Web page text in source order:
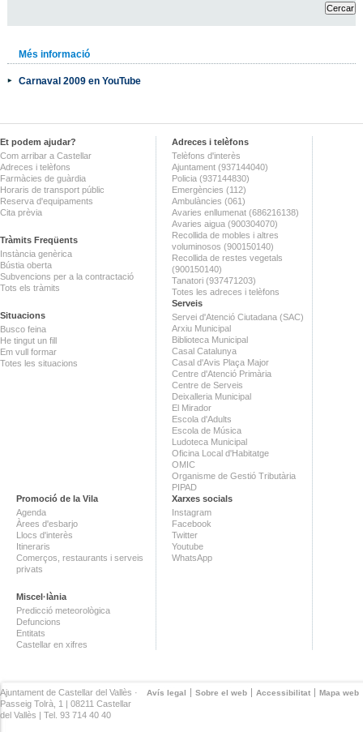
Més informació
Carnaval 2009 en YouTube
Et podem ajudar?
Com arribar a Castellar
Adreces i telèfons
Farmàcies de guàrdia
Horaris de transport públic
Reserva d'equipaments
Cita prèvia
Tràmits Freqüents
Instància genèrica
Bústia oberta
Subvencions per a la contractació
Tots els tràmits
Situacions
Busco feina
He tingut un fill
Em vull formar
Totes les situacions
Adreces i telèfons
Telèfons d'interès
Ajuntament (937144040)
Policia (937144830)
Emergències (112)
Ambulàncies (061)
Avaries enllumenat (686216138)
Avaries aigua (900304070)
Recollida de mobles i altres
voluminosos (900150140)
Recollida de restes vegetals
(900150140)
Tanatori (937471203)
Totes les adreces i telèfons
Serveis
Servei d'Atenció Ciutadana (SAC)
Arxiu Municipal
Biblioteca Municipal
Casal Catalunya
Casal d'Avis Plaça Major
Centre d'Atenció Primària
Centre de Serveis
Deixalleria Municipal
El Mirador
Escola d'Adults
Escola de Música
Ludoteca Municipal
Oficina Local d'Habitatge
OMIC
Organisme de Gestió Tributària
PIPAD
Promoció de la Vila
Agenda
Àrees d'esbarjo
Llocs d'interès
Itineraris
Comerços, restaurants i serveis
privats
Miscel·lània
Predicció meteorològica
Defuncions
Entitats
Castellar en xifres
Xarxes socials
Instagram
Facebook
Twitter
Youtube
WhatsApp
Avís legal Sobre el web Accessibilitat Mapa web
Ajuntament de Castellar del Vallès ·
Passeig Tolrà, 1 | 08211 Castellar
del Vallès | Tel. 93 714 40 40